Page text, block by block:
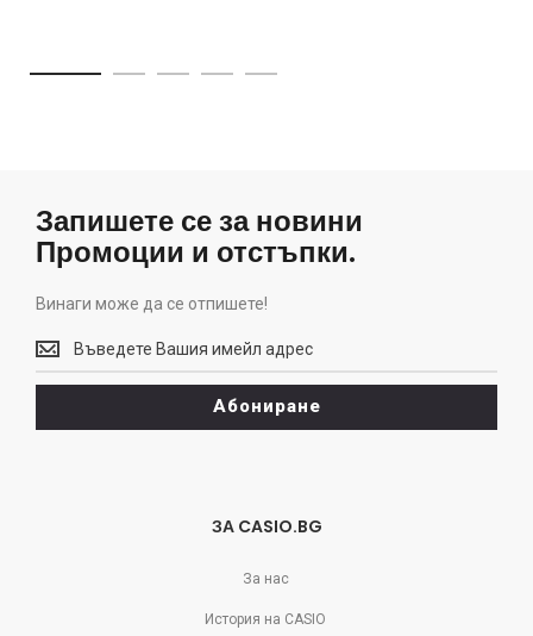
Запишете се за новини
Промоции и отстъпки.
Винаги може да се отпишете!
Винаги
може
да
отпишете!
Абониране
ЗА CASIO.BG
За нас
История на CASIO